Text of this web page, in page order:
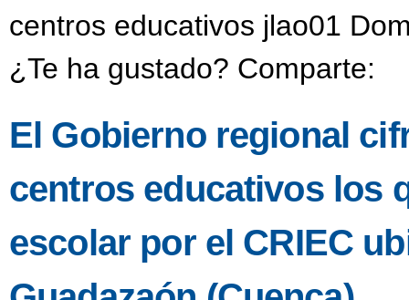
centros educativos jlao01
¿Te ha gustado? Comparte:
El Gobierno regional
centros educativos los
escolar por el CRIEC